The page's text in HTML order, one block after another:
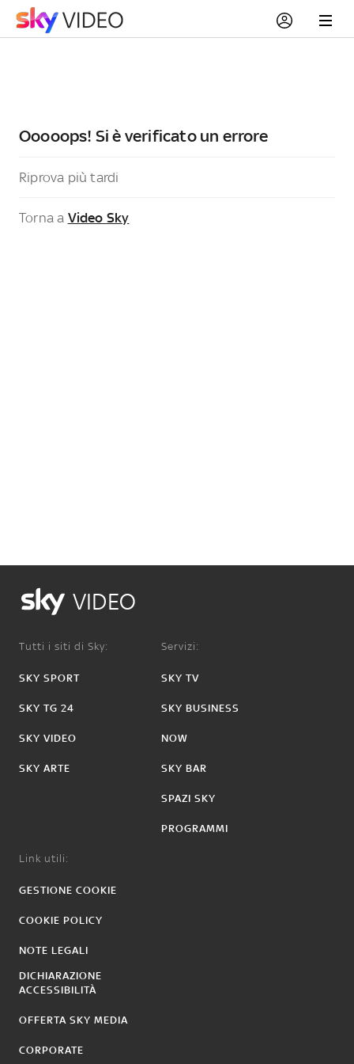
Ooooops! Si è verificato un errore
Riprova più tardi
Torna a Video Sky
VIDEO
Tutti i siti di Sky:
SKY SPORT
SKY TG 24
SKY VIDEO
SKY ARTE
Servizi:
SKY TV
SKY BUSINESS
NOW
SKY BAR
SPAZI SKY
PROGRAMMI
Link utili:
GESTIONE COOKIE
COOKIE POLICY
NOTE LEGALI
DICHIARAZIONE
ACCESSIBILITÀ
OFFERTA SKY MEDIA
CORPORATE